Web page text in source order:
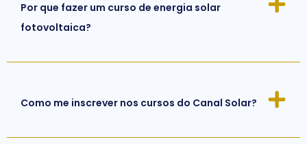
Por que fazer um curso de energia solar
fotovoltaica?
Como me inscrever nos cursos do Canal Solar?